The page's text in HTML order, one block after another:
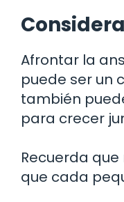
Afrontar la
puede ser un
también
para crecer
Recuerda
que cada